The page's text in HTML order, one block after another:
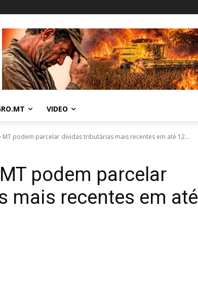
VIDEO
podem parcelar dívidas tributárias mais recentes em até 12...
podem parcelar
mais recentes em até